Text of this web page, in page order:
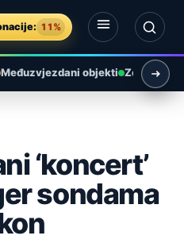
11%
Međuzvjezdani objekti Zemlja i
‘koncert’
sondama